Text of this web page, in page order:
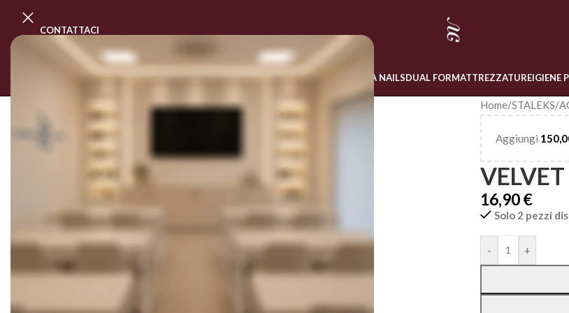
CONTATTACI
PROGRAMMA MASTER CLASSCORSI ONLINE LINEA NAILSDUAL FORMATTREZZATUREIGIENE
Home/STALEKS/
Aggiungi
16,90€
Solo 2 pezzi
- +